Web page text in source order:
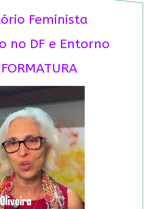
Feminista
no DF e Entorno